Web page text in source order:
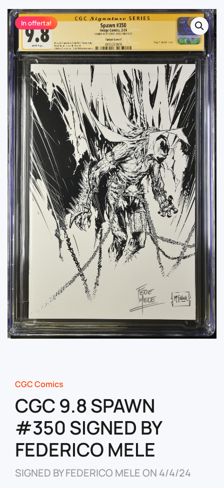
In offerta!
CGC Comics
CGC 9.8 SPAWN
#350 SIGNED BY
FEDERICO MELE
SIGNED BY FEDERICO MELE ON 4/4/24